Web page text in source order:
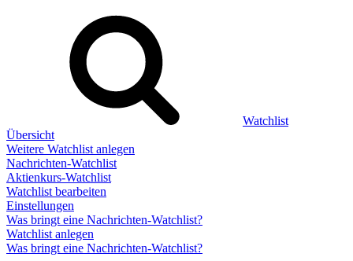
Watchlist
Übersicht
Weitere Watchlist anlegen
Nachrichten-Watchlist
Aktienkurs-Watchlist
Watchlist bearbeiten
Einstellungen
Was bringt eine Nachrichten-Watchlist?
Watchlist anlegen
Was bringt eine Nachrichten-Watchlist?